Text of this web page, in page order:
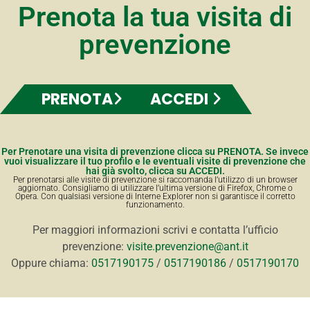
Prenota la tua visita di
prevenzione
PRENOTA ACCEDI
Per Prenotare una visita di prevenzione clicca su PRENOTA. Se invece
vuoi visualizzare il tuo profilo e le eventuali visite di prevenzione che
hai già svolto, clicca su ACCEDI.
Per prenotarsi alle visite di prevenzione si raccomanda l’utilizzo di un browser
aggiornato. Consigliamo di utilizzare l’ultima versione di Firefox, Chrome o
Opera. Con qualsiasi versione di Interne Explorer non si garantisce il corretto
funzionamento.
Per maggiori informazioni scrivi e contatta l’ufficio
prevenzione: visite.prevenzione@ant.it
Oppure chiama: 0517190175 / 0517190186 / 0517190170